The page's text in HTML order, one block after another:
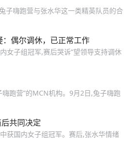
子嗨跑营与张水华这一类精英队员的合
偶尔调休，已正常工作
女子组冠军,赛后哭诉“望领导支持调休
跑营”的MCN机构。9月2日,兔子嗨跑
共同决定
获国内女子组冠军。赛后,张水华情绪